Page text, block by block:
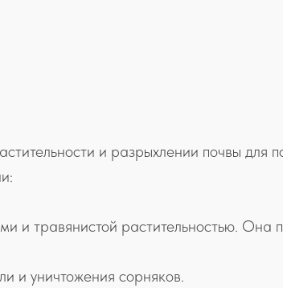
и разрыхлении почвы для
и травянистой растительностью. Она
и уничтожения сорняков.